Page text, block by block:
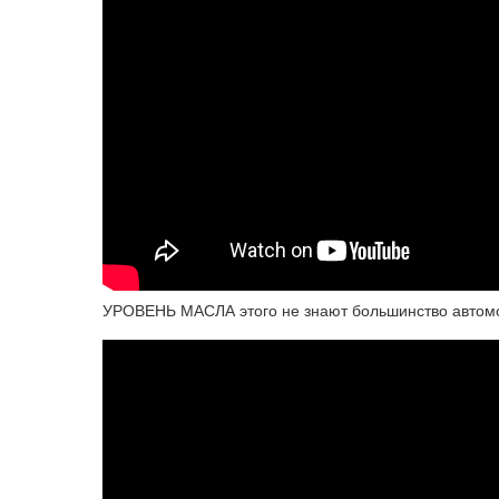
УРОВЕНЬ МАСЛА этого не знают большинство